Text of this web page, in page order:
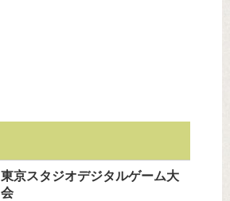
東京スタジオデジタルゲーム大
会